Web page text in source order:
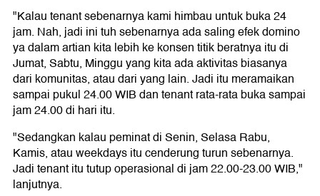
"Kalau tenant sebenarnya kami himbau untuk buka 24
jam. Nah, jadi ini tuh sebenarnya ada saling efek domino
ya dalam artian kita lebih ke konsen titik beratnya itu di
Jumat, Sabtu, Minggu yang kita ada aktivitas biasanya
dari komunitas, atau dari yang lain. Jadi itu meramaikan
sampai pukul 24.00 WIB dan tenant rata-rata buka sampai
jam 24.00 di hari itu.
"Sedangkan kalau peminat di Senin, Selasa Rabu,
Kamis, atau weekdays itu cenderung turun sebenarnya.
Jadi tenant itu tutup operasional di jam 22.00-23.00 WIB,"
lanjutnya.